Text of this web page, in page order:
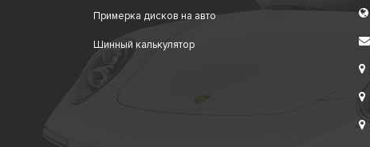
Примерка дисков на авто
Шинный калькулятор